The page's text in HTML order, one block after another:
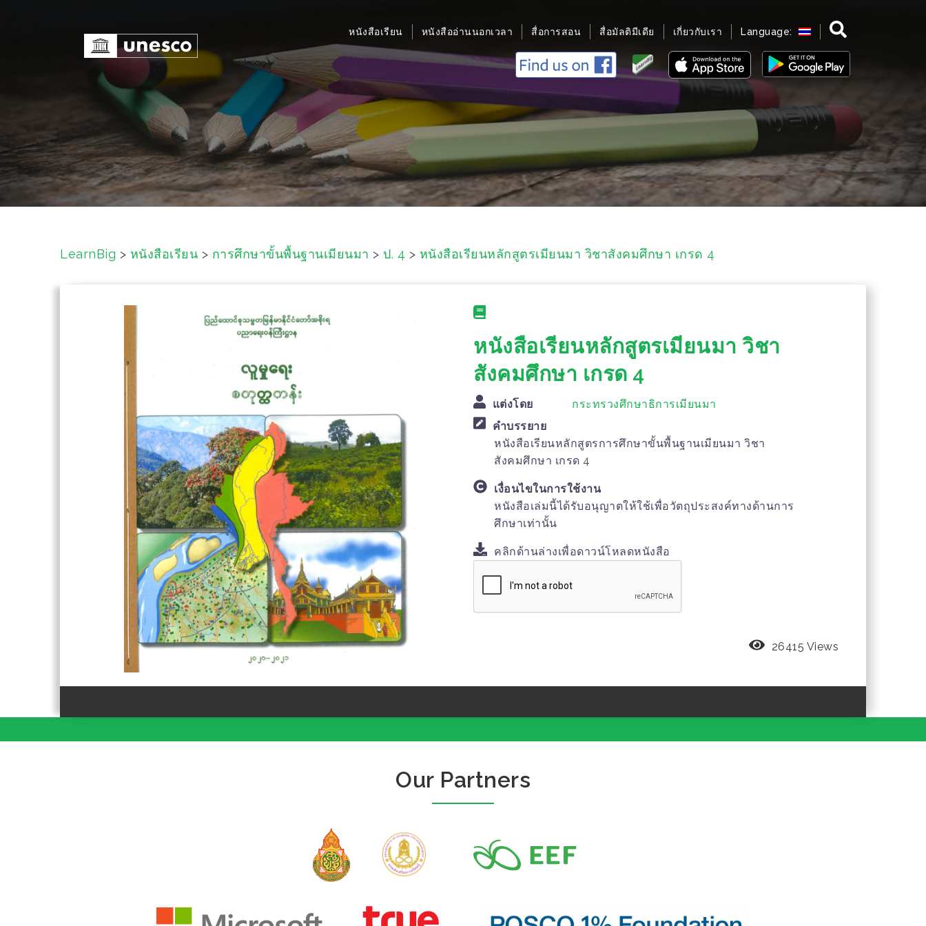
n
t
e
หนังสือเรียน หนังสืออ่านนอกเวลา สื่อการสอน สื่อมัลติมีเดีย เกี่ยวกับเรา Language:
LearnBig > หนังสือเรียน > การศึกษาขั้นพื้นฐานเมียนมา > ป. 4 > หนังสือเรียนหลักสูตรเมียนมา วิชาสังคมศึกษา เกรด 4
หนังสือเรียนหลักสูตรเมียนมา วิชา
สังคมศึกษา เกรด 4
แต่งโดย
กระทรวงศึกษาธิการเมียนมา
คำบรรยาย
หนังสือเรียนหลักสูตรการศึกษาขั้นพื้นฐานเมียนมา วิชา
สังคมศึกษา เกรด 4
เงื่อนไขในการใช้งาน
หนังสือเล่มนี้ได้รับอนุญาตให้ใช้เพื่อวัตถุประสงค์ทางด้านการ
ศึกษาเท่านั้น
คลิกด้านล่างเพื่อดาวน์โหลดหนังสือ
26415 Views
Our Partners